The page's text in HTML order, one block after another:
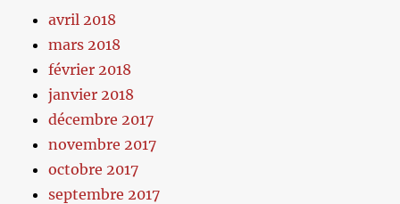
avril 2018
mars 2018
février 2018
janvier 2018
décembre 2017
novembre 2017
octobre 2017
septembre 2017